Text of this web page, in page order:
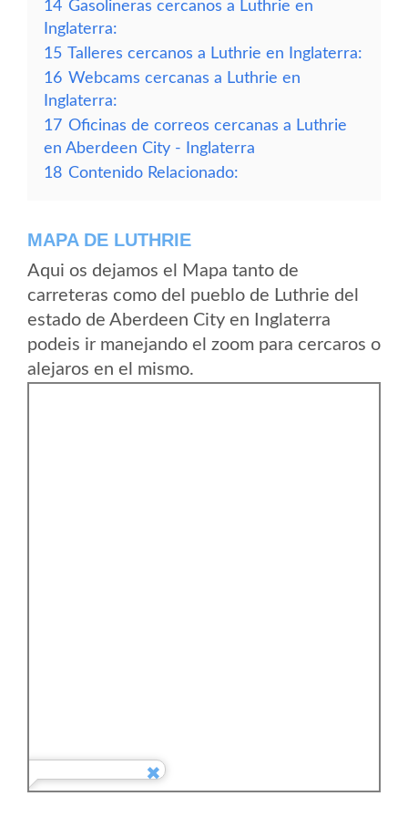
14 Gasolineras cercanos a Luthrie en
Inglaterra:
15 Talleres cercanos a Luthrie en Inglaterra:
16 Webcams cercanas a Luthrie en
Inglaterra:
17 Oficinas de correos cercanas a Luthrie
en Aberdeen City - Inglaterra
18 Contenido Relacionado:
MAPA DE LUTHRIE
Aqui os dejamos el Mapa tanto de
carreteras como del pueblo de Luthrie del
estado de Aberdeen City en Inglaterra
podeis ir manejando el zoom para cercaros o
alejaros en el mismo.